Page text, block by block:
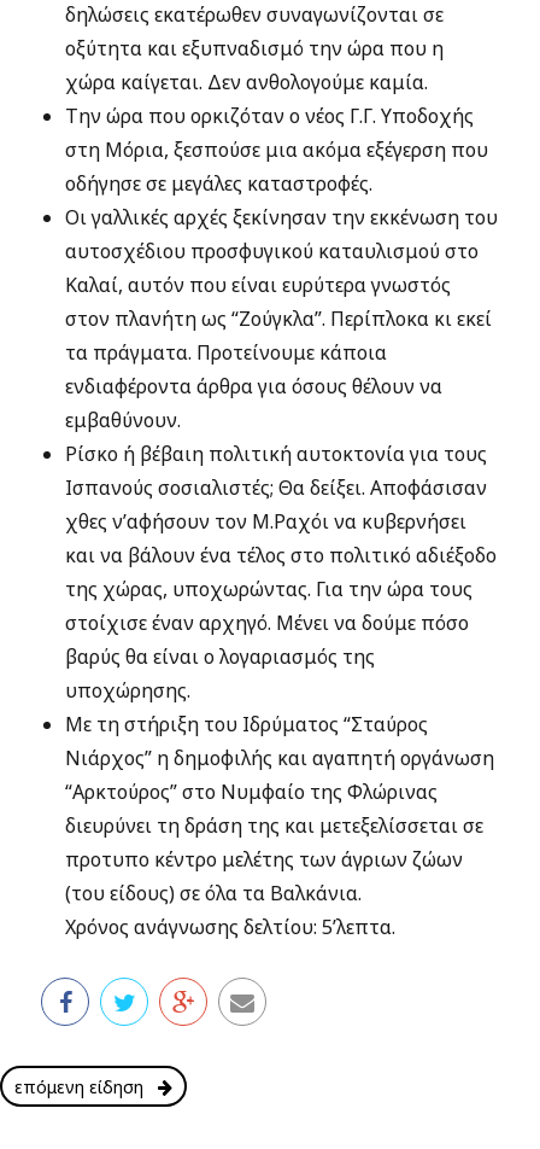
δηλώσεις εκατέρωθεν συναγωνίζονται σε
οξύτητα και εξυπναδισμό την ώρα που η
χώρα καίγεται. Δεν ανθολογούμε καμία.
Την ώρα που ορκιζόταν ο νέος Γ.Γ. Υποδοχής
στη Μόρια, ξεσπούσε μια ακόμα εξέγερση που
οδήγησε σε μεγάλες καταστροφές.
Οι γαλλικές αρχές ξεκίνησαν την εκκένωση του
αυτοσχέδιου προσφυγικού καταυλισμού στο
Καλαί, αυτόν που είναι ευρύτερα γνωστός
στον πλανήτη ως “Ζούγκλα”. Περίπλοκα κι εκεί
τα πράγματα. Προτείνουμε κάποια
ενδιαφέροντα άρθρα για όσους θέλουν να
εμβαθύνουν.
Ρίσκο ή βέβαιη πολιτική αυτοκτονία για τους
Ισπανούς σοσιαλιστές; Θα δείξει. Αποφάσισαν
χθες ν’αφήσουν τον Μ.Ραχόι να κυβερνήσει
και να βάλουν ένα τέλος στο πολιτικό αδιέξοδο
της χώρας, υποχωρώντας. Για την ώρα τους
στοίχισε έναν αρχηγό. Μένει να δούμε πόσο
βαρύς θα είναι ο λογαριασμός της
υποχώρησης.
Με τη στήριξη του Ιδρύματος “Σταύρος
Νιάρχος” η δημοφιλής και αγαπητή οργάνωση
“Αρκτούρος” στο Νυμφαίο της Φλώρινας
διευρύνει τη δράση της και μετεξελίσσεται σε
προτυπο κέντρο μελέτης των άγριων ζώων
(του είδους) σε όλα τα Βαλκάνια.
Χρόνος ανάγνωσης δελτίου: 5’λεπτα.
επόμενη είδηση